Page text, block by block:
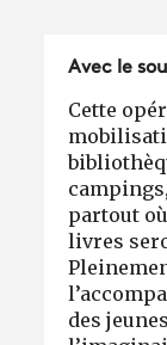
Avec le
Cette
partout
livres
des